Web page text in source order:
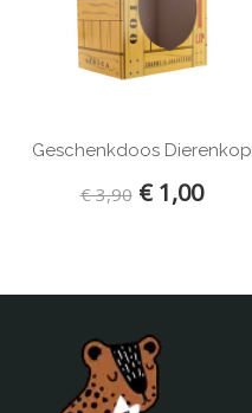
JIP
KAOS
KidWild
Klippan
Lilipinso
Lost and Found
Lulujo
Ma-Ciel
Geschenkdoos Dierenkop
€ 3,90€ 1,00